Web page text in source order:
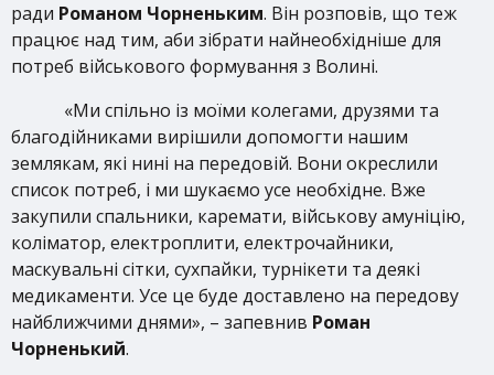
ради Романом Чорненьким. Він розповів, що теж
працює над тим, аби зібрати найнеобхідніше для
потреб військового формування з Волині.
«Ми спільно із моїми колегами, друзями та
благодійниками вирішили допомогти нашим
землякам, які нині на передовій. Вони окреслили
список потреб, і ми шукаємо усе необхідне. Вже
закупили спальники, каремати, військову амуніцію,
коліматор, електроплити, електрочайники,
маскувальні сітки, сухпайки, турнікети та деякі
медикаменти. Усе це буде доставлено на передову
найближчими днями», – запевнив Роман
Чорненький.